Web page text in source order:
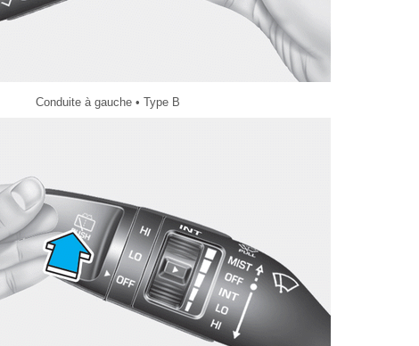
Conduite à gauche • Type B